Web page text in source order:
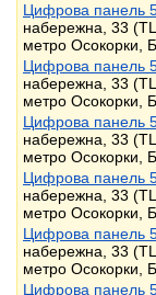
Цифрова панель
набережна, 33
метро Осокорки,
Цифрова панель
набережна, 33
метро Осокорки,
Цифрова панель
набережна, 33
метро Осокорки,
Цифрова панель
набережна, 33
метро Осокорки,
Цифрова панель
набережна, 33
метро Осокорки,
Цифрова панель